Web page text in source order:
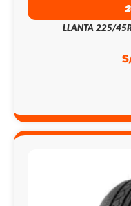
LLANTA 225/